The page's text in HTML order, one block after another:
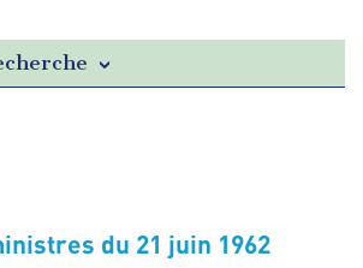
PUBLICATIONS
ACTUALITÉS
du 21 juin 1962